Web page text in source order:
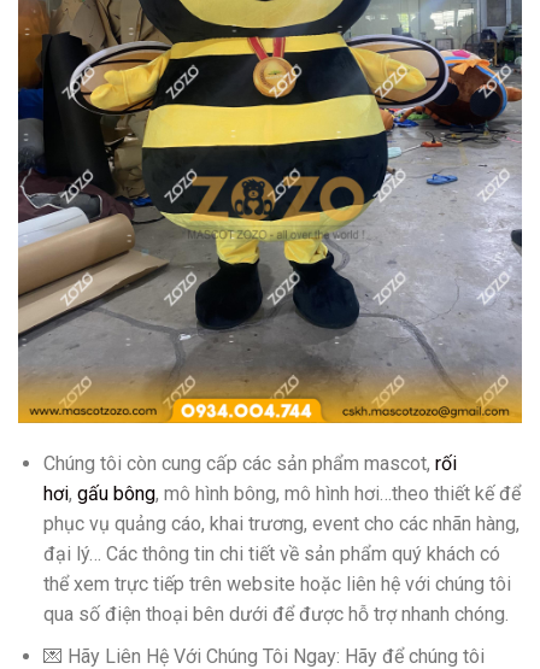
Chúng tôi còn cung cấp các sản phẩm mascot, rối
hơi, gấu bông, mô hình bông, mô hình hơi…theo thiết kế để
phục vụ quảng cáo, khai trương, event cho các nhãn hàng,
đại lý… Các thông tin chi tiết về sản phẩm quý khách có
thể xem trực tiếp trên website hoặc liên hệ với chúng tôi
qua số điện thoại bên dưới để được hỗ trợ nhanh chóng.
💌 Hãy Liên Hệ Với Chúng Tôi Ngay: Hãy để chúng tôi